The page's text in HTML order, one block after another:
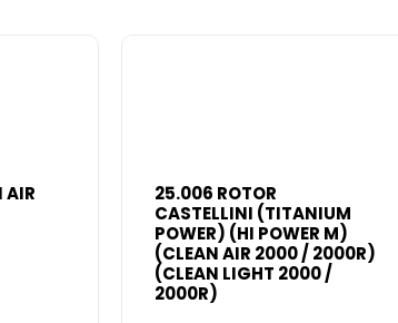
AIR
25.006 ROTOR
CASTELLINI (TITANIUM
POWER) (HI POWER M)
(CLEAN AIR 2000 / 2000R)
(CLEAN LIGHT 2000 /
2000R)